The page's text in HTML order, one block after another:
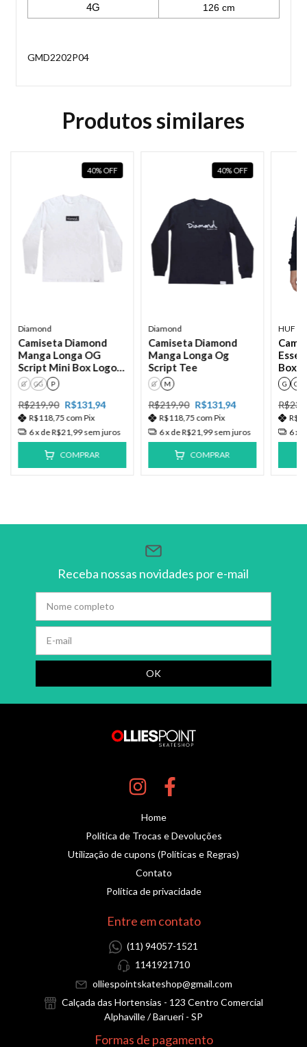
4G
126 cm
GMD2202P04
Produtos similares
40%OFF
Diamond
Camiseta Diamond
Manga Longa OG
Script Mini Box Logo
Tee Branco
G GG P
R$219,90 R$131,94
R$118,75 com Pix
6x deR$21,99 sem juros
COMPRAR
40%OFF
Diamond
Camiseta Diamond
Manga Longa Og
Script Tee
G M
R$219,90 R$131,94
R$118,75 com Pix
6x deR$21,99sem juros
COMPRAR
HUF
Box
G GG
6x
Receba nossas novidades por e-mail
Home
Política de Trocas e Devoluções
Utilização de cupons (Políticas e Regras)
Contato
Política de privacidade
Entre em contato
(11) 94057-1521
1141921710
olliespointskateshop@gmail.com
Calçada das Hortensias - 123 Centro Comercial
Alphaville / Barueri - SP
Formas de pagamento